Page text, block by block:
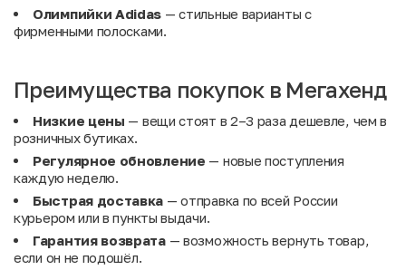
Олимпийки Adidas — стильные варианты с
фирменными полосками.
Преимущества покупок в Мегахенд
Низкие цены — вещи стоят в 2–3 раза дешевле, чем в
розничных бутиках.
Регулярное обновление — новые поступления
каждую неделю.
Быстрая доставка — отправка по всей России
курьером или в пункты выдачи.
Гарантия возврата— возможность вернуть товар,
если он не подошёл.